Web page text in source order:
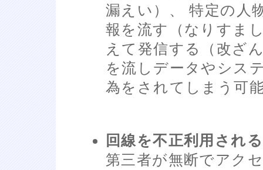
漏えい）、 特定の人
報を流す（なりすま
えて発信する（改ざ
を流しデータやシス
為をされてしまう可
回線を不正利用される
第三者が無断でアク